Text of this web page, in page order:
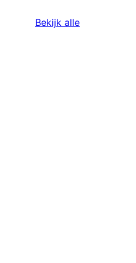
Bekijk alle